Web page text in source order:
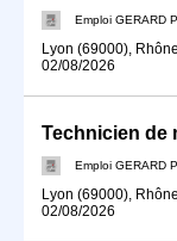
Emploi GERARD
Lyon (69000),
02/08/2026
Emploi GERARD
Lyon (69000),
02/08/2026